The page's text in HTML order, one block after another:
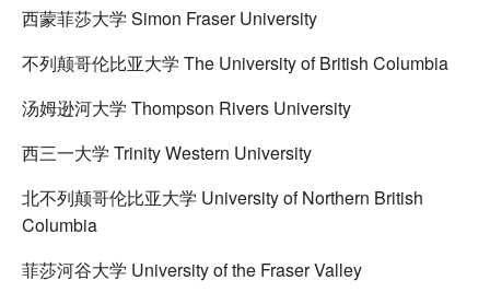
西蒙菲莎大学 Simon Fraser University
不列颠哥伦比亚大学 The University of British Columbia
汤姆逊河大学 Thompson Rivers University
西三一大学 Trinity Western University
北不列颠哥伦比亚大学 University of Northern British
Columbia
菲莎河谷大学 University of the Fraser Valley